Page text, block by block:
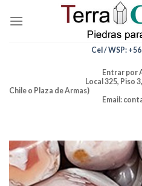
Cel / WSP:
Entrar por Agustinas
Local 325, Piso 3,
Chile o Plaza de Armas)
Email: